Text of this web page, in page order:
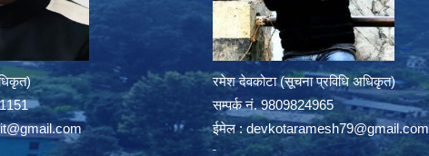
रमेश देवकोटा (सूचना प्रविधि अधिकृत)
सम्पर्क न‌ं. 9809824965
ईमेल :devkotaramesh79@gmail.com